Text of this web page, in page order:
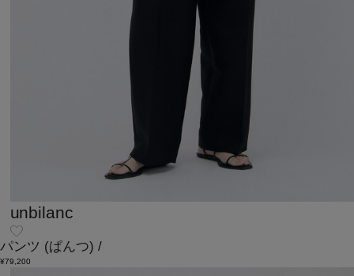
unbilanc
パンツ (ぱんつ) /
¥79,200